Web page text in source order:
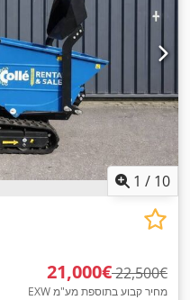
1 / 10
‏21,000 ‏€ ‏22,500 ‏€
EXW מחיר קבוע בתוספת מע"מ